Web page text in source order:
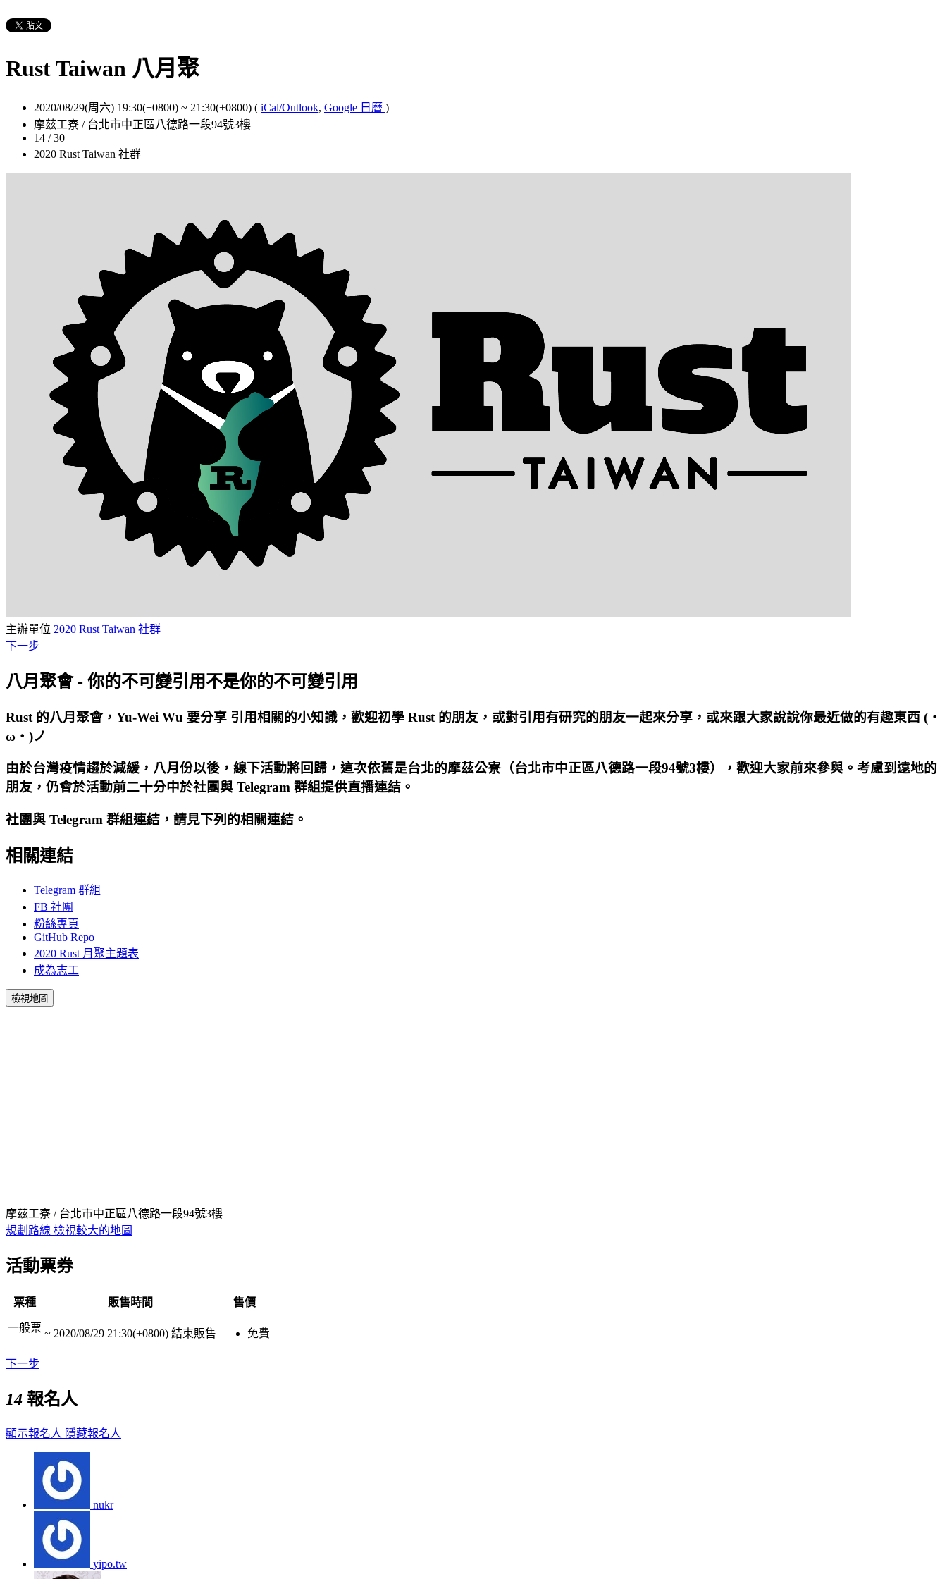
Rust Taiwan 八月聚
2020/08/29(周六) 19:30(+0800) ~ 21:30(+0800) ( iCal/Outlook, Google 日曆 )
摩茲工寮 / 台北市中正區八德路一段94號3樓
14 / 30
2020 Rust Taiwan 社群
主辦單位 2020 Rust Taiwan 社群
下一步
八月聚會 - 你的不可變引用不是你的不可變引用
Rust 的八月聚會， Yu-Wei Wu 要分享 引用相關的小知識，歡迎初學 Rust 的朋友，或對引用有研究的朋友一起來分享，或來跟大家說說你最近做的有趣東西 (・
ω・)ノ
由於台灣疫情趨於減緩，八月份以後，線下活動將回歸，這次依舊是台北的摩茲公寮（台北市中正區八德路一段94號3樓），歡迎大家前來參與。考慮到遠地的
朋友，仍會於活動前二十分中於社團與 Telegram 群組提供直播連結。
社團與 Telegram 群組連結，請見下列的相關連結。
相關連結
Telegram 群組
FB 社團
粉絲專頁
GitHub Repo
2020 Rust 月聚主題表
成為志工
檢視地圖
摩茲工寮 / 台北市中正區八德路一段94號3樓
規劃路線 檢視較大的地圖
活動票券
票種 販售時間 售價
一般票 ~ 2020/08/29 21:30(+0800) 結束販售 免費
下一步
14 報名人
顯示報名人 隱藏報名人
nukr
yipo.tw